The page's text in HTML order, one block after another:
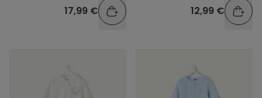
17,99 € 12,99 €